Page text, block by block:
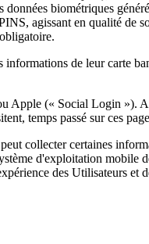
biométriques
agissant en qualité de
de leur carte
(« Social Login »).
temps passé sur ces
collecter certaines
d'exploitation
des Utilisateurs et